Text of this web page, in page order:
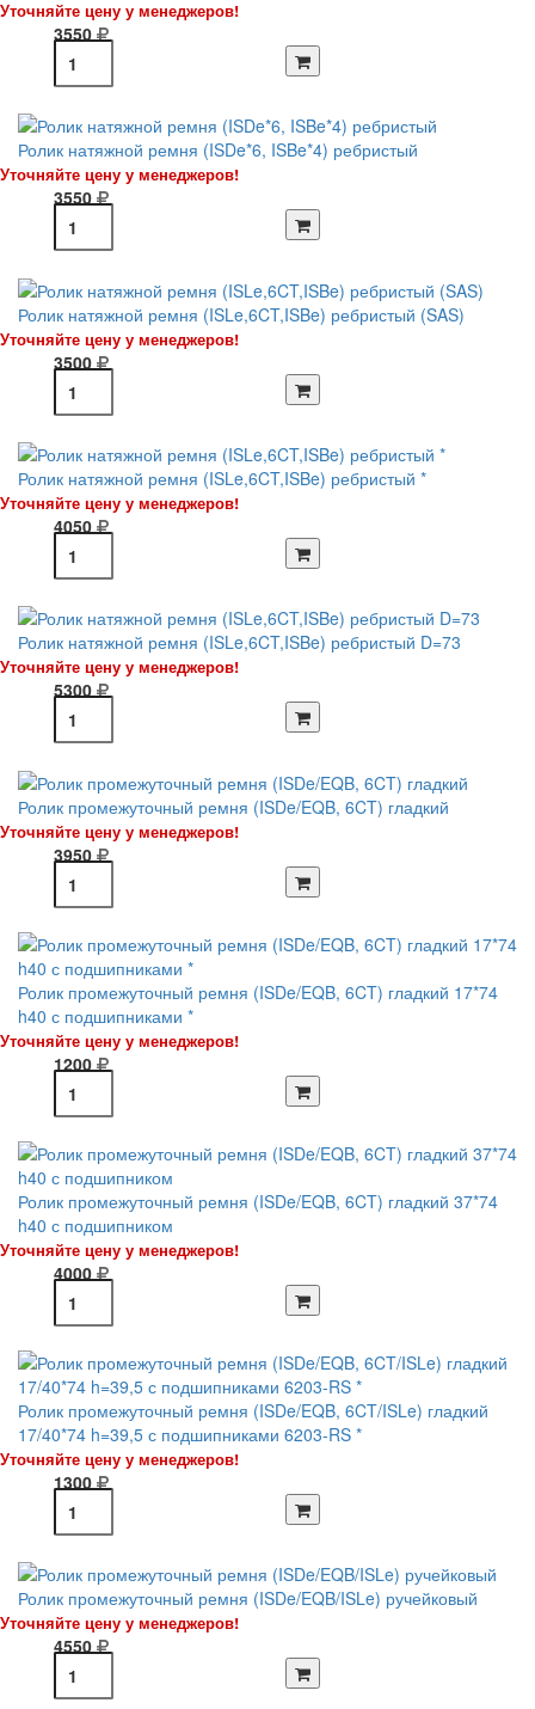
Уточняйте цену у менеджеров!
3550
Ролик натяжной ремня (ISDe*6, ISBe*4) ребристый
Уточняйте цену у менеджеров!
3550
Ролик натяжной ремня (ISLe,6CT,ISBe) ребристый (SAS)
Уточняйте цену у менеджеров!
3500
Ролик натяжной ремня (ISLe,6CT,ISBe) ребристый *
Уточняйте цену у менеджеров!
4050
Ролик натяжной ремня (ISLe,6CT,ISBe) ребристый D=73
Уточняйте цену у менеджеров!
5300
Ролик промежуточный ремня (ISDe/EQB, 6CT) гладкий
Уточняйте цену у менеджеров!
3950
Ролик промежуточный ремня (ISDe/EQB, 6CT) гладкий 17*74
h40 с подшипниками *
Уточняйте цену у менеджеров!
1200
Ролик промежуточный ремня (ISDe/EQB, 6CT) гладкий 37*74
h40 с подшипником
Уточняйте цену у менеджеров!
4000
Ролик промежуточный ремня (ISDe/EQB, 6CT/ISLe) гладкий
17/40*74 h=39,5 с подшипниками 6203-RS *
Уточняйте цену у менеджеров!
1300
Ролик промежуточный ремня (ISDe/EQB/ISLe) ручейковый
Уточняйте цену у менеджеров!
4550